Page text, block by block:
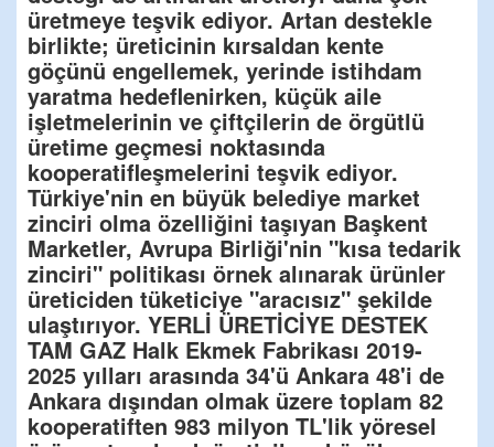
üretmeye teşvik ediyor. Artan destekle
birlikte; üreticinin kırsaldan kente
göçünü engellemek, yerinde istihdam
yaratma hedeflenirken, küçük aile
işletmelerinin ve çiftçilerin de örgütlü
üretime geçmesi noktasında
kooperatifleşmelerini teşvik ediyor.
Türkiye'nin en büyük belediye market
zinciri olma özelliğini taşıyan Başkent
Marketler, Avrupa Birliği'nin "kısa tedarik
zinciri" politikası örnek alınarak ürünler
üreticiden tüketiciye "aracısız" şekilde
ulaştırıyor. YERLİ ÜRETİCİYE DESTEK
TAM GAZ Halk Ekmek Fabrikası 2019-
2025 yılları arasında 34'ü Ankara 48'i de
Ankara dışından olmak üzere toplam 82
kooperatiften 983 milyon TL'lik yöresel